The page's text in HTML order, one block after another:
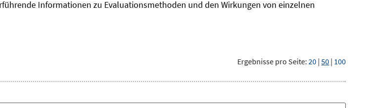
Informationen zu Evaluationsmethoden und den Wirkungen von einzelnen
Ergebnisse pro Seite: 20 | 50 | 100